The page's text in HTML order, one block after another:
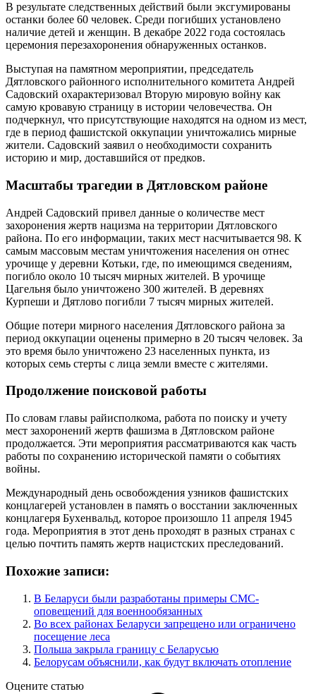
В результате следственных действий были эксгумированы
останки более 60 человек. Среди погибших установлено
наличие детей и женщин. В декабре 2022 года состоялась
церемония перезахоронения обнаруженных останков.
Выступая на памятном мероприятии, председатель
Дятловского районного исполнительного комитета Андрей
Садовский охарактеризовал Вторую мировую войну как
самую кровавую страницу в истории человечества. Он
подчеркнул, что присутствующие находятся на одном из мест,
где в период фашистской оккупации уничтожались мирные
жители. Садовский заявил о необходимости сохранить
историю и мир, доставшийся от предков.
Масштабы трагедии в Дятловском районе
Андрей Садовский привел данные о количестве мест
захоронения жертв нацизма на территории Дятловского
района. По его информации, таких мест насчитывается 98. К
самым массовым местам уничтожения населения он отнес
урочище у деревни Котьки, где, по имеющимся сведениям,
погибло около 10 тысяч мирных жителей. В урочище
Цагельня было уничтожено 300 жителей. В деревнях
Курпеши и Дятлово погибли 7 тысяч мирных жителей.
Общие потери мирного населения Дятловского района за
период оккупации оценены примерно в 20 тысяч человек. За
это время было уничтожено 23 населенных пункта, из
которых семь стерты с лица земли вместе с жителями.
Продолжение поисковой работы
По словам главы райисполкома, работа по поиску и учету
мест захоронений жертв фашизма в Дятловском районе
продолжается. Эти мероприятия рассматриваются как часть
работы по сохранению исторической памяти о событиях
войны.
Международный день освобождения узников фашистских
концлагерей установлен в память о восстании заключенных
концлагеря Бухенвальд, которое произошло 11 апреля 1945
года. Мероприятия в этот день проходят в разных странах с
целью почтить память жертв нацистских преследований.
Похожие записи:
В Беларуси были разработаны примеры СМС-
оповещений для военнообязанных
Во всех районах Беларуси запрещено или ограничено
посещение леса
Польша закрыла границу с Беларусью
Белорусам объяснили, как будут включать отопление
Оцените статью